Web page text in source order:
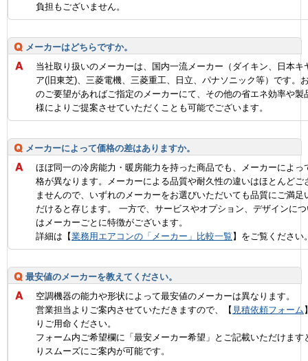
負担もございません。
メーカーはどちらですか。
当社取り扱いのメーカーは、国内一流メーカー（ダイキン、日本キ
ア(旧東芝)、三菱電機、三菱重工、日立、パナソニック等）です。
のご要望があればご指定のメーカーにて、その他の省エネ効率や製
様によりご提案させていただくことも可能でございます。
メーカーによって価格の差はありますか。
ほぼ同一の冷房能力・暖房能力を持った商品でも、メーカーによっ
格が異なります。メーカーによる品質や耐久性の違いはほとんどご
ませんので、いずれのメーカーをお選びいただいても品質にご満足
だけると存じます。 一方で、サービスやオプション、デザインに
はメーカーごとに特徴がございます。
詳細は【業務用エアコンの「メーカー」比較一覧】をご覧ください
最安値のメーカーを教えてください。
空調機器の能力や形状によって最安値のメーカーは異なります。
営業担当よりご案内させていただきますので、【 見積依頼フォーム
りご用命ください。
フォーム内ご希望欄に「最安メーカー希望」とご記載いただけます
りスムーズにご案内が可能です。